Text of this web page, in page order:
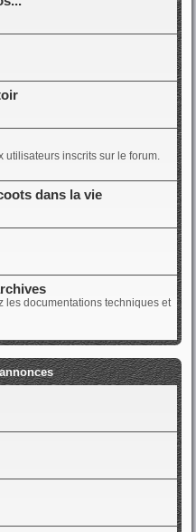
utilisateurs inscrits sur le forum.
dans la vie
les documentations techniques et